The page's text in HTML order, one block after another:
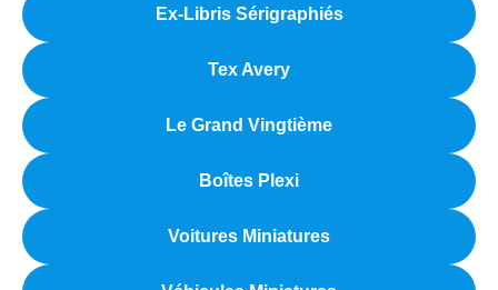
Ex-Libris Sérigraphiés
Tex Avery
Le Grand Vingtième
Boîtes Plexi
Voitures Miniatures